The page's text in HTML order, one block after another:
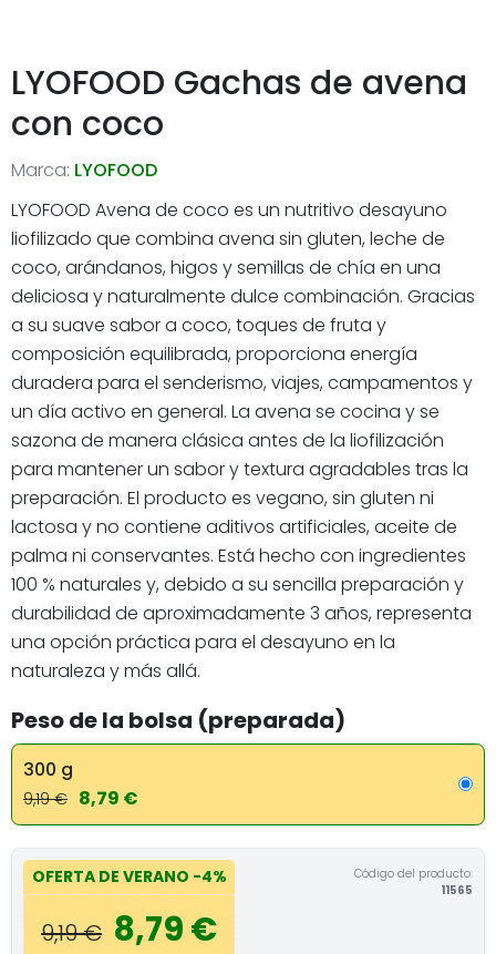
LYOFOOD Gachas de avena
con coco
Marca: LYOFOOD
LYOFOOD Avena de coco es un nutritivo desayuno
liofilizado que combina avena sin gluten, leche de
coco, arándanos, higos y semillas de chía en una
deliciosa y naturalmente dulce combinación. Gracias
a su suave sabor a coco, toques de fruta y
composición equilibrada, proporciona energía
duradera para el senderismo, viajes, campamentos y
un día activo en general. La avena se cocina y se
sazona de manera clásica antes de la liofilización
para mantener un sabor y textura agradables tras la
preparación. El producto es vegano, sin gluten ni
lactosa y no contiene aditivos artificiales, aceite de
palma ni conservantes. Está hecho con ingredientes
100 % naturales y, debido a su sencilla preparación y
durabilidad de aproximadamente 3 años, representa
una opción práctica para el desayuno en la
naturaleza y más allá.
Peso de la bolsa (preparada)
300 g
9,19 € 8,79 €
OFERTA DE VERANO -4%
9,19 € 8,79 €
Código del producto:
11565